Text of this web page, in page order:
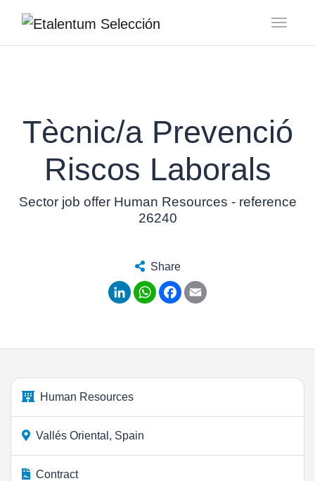
Tècnic/a Prevenció
Riscos Laborals
Sector job offer Human Resources - reference
26240
Share
LinkedInWhatsApp
Facebook
Human Resources
Vallés Oriental, Spain
Contract